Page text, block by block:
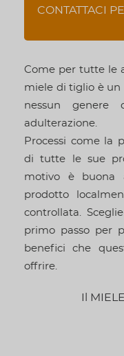
CONTATTACI
Come per tutte le
miele di tiglio è un
nessun genere
adulterazione.
Processi come la
di tutte le sue
motivo è buona
prodotto
controllata.
primo passo per
benefici che
offrire.
Il